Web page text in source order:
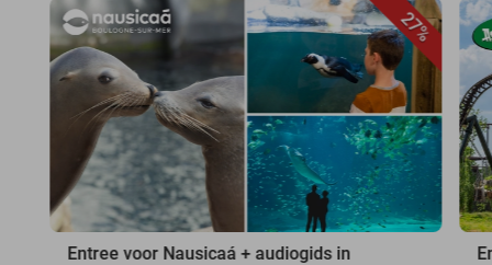
27%
Entree voor Nausicaá + audiogids in